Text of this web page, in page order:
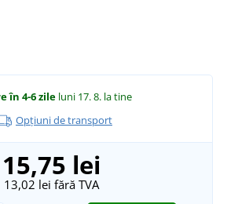
în 4-6 zile luni 17. 8. la tine
Opțiuni de transport
15,75 lei
13,02 lei fără TVA